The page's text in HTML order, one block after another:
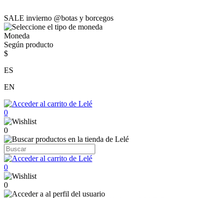
SALE invierno @botas y borcegos
Moneda
Según producto
$
ES
EN
0
0
0
0